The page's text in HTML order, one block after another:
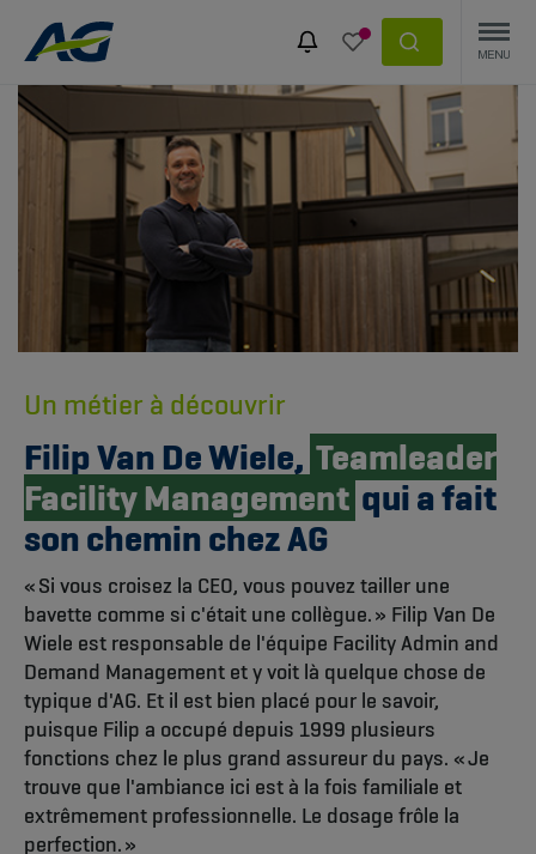
Un métier à découvrir
Filip Van De Wiele, Teamleader
Facility Management qui a fait
son chemin chez AG
« Si vous croisez la CEO, vous pouvez tailler une
bavette comme si c'était une collègue. » Filip Van De
Wiele est responsable de l'équipe Facility Admin and
Demand Management et y voit là quelque chose de
typique d'AG. Et il est bien placé pour le savoir,
puisque Filip a occupé depuis 1999 plusieurs
fonctions chez le plus grand assureur du pays. « Je
trouve que l'ambiance ici est à la fois familiale et
extrêmement professionnelle. Le dosage frôle la
perfection. »